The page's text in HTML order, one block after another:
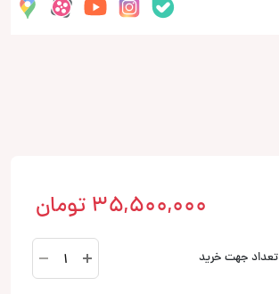
35,500,000 تومان
تعداد جهت خرید
PXE-
M60-